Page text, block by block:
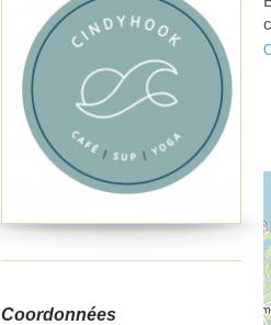
Coordonnées